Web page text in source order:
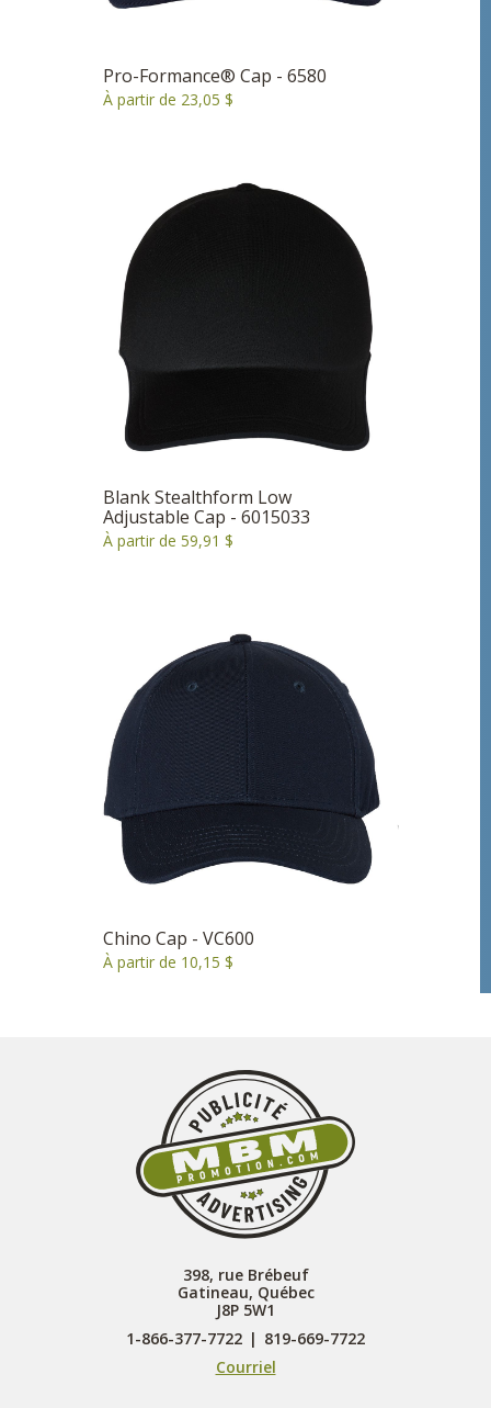
Pro-Formance® Cap - 6580
À partir de 23,05 $
Blank Stealthform Low
Adjustable Cap - 6015033
À partir de 59,91 $
Chino Cap - VC600
À partir de 10,15 $
398, rue Brébeuf
Gatineau, Québec
J8P 5W1
1-866-377-7722 | 819-669-7722
Courriel